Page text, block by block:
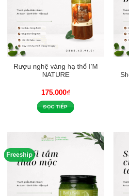
Rượu nghệ vàng hạ thổ I’M
NATURE
175.000₫
ĐỌC TIẾP
Freeship